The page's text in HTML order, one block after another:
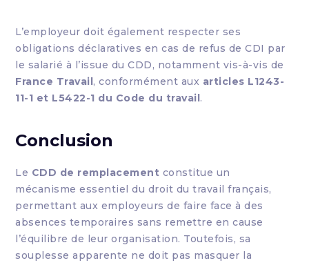
L’employeur doit également respecter ses
obligations déclaratives en cas de refus de CDI par
le salarié à l’issue du CDD, notamment vis-à-vis de
France Travail, conformément aux articles L1243-
11-1 et L5422-1 du Code du travail.
Conclusion
Le CDD de remplacement constitue un
mécanisme essentiel du droit du travail français,
permettant aux employeurs de faire face à des
absences temporaires sans remettre en cause
l’équilibre de leur organisation. Toutefois, sa
souplesse apparente ne doit pas masquer la